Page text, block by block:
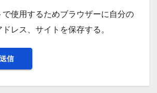
で使用するためブラウザーに自分の
レス、サイトを保存する。